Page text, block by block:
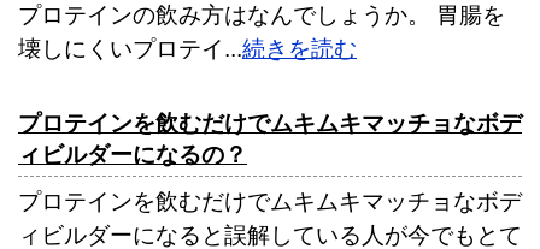
プロテインの飲み方はなんでしょうか。 胃腸を
壊しにくいプロテイ...続きを読む
プロテインを飲むだけでムキムキマッチョなボデ
ィビルダーになるの？
プロテインを飲むだけでムキムキマッチョなボデ
ィビルダーになると誤解している人が今でもとて